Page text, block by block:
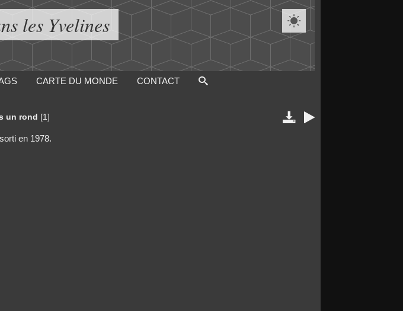
les Yvelines 
CARTE DU MONDE CONTACT
un rond [1]  
en 1978.